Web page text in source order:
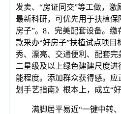
发卖、“房证同交”等工做，激
最新科研，可优先用于扶植保
房子”。8．完美配套设备。
款采办“好房子”扶植试点项
秀、漂亮、交通便利、配套
二星级及以上绿色建建尺度进
能程度。添加群众获得感。
划手艺指南》根本上，成立“
满脚居平易近“一键中转、